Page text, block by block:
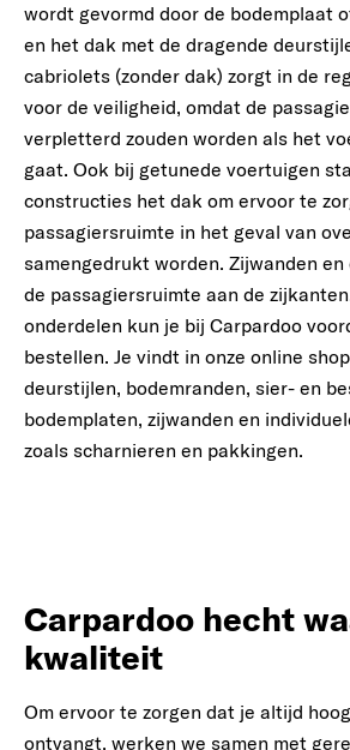
wordt gevormd door de bodemplaat
en het dak met de dragende
cabriolets (zonder dak) zorgt in de
voor de veiligheid, omdat de
verpletterd zouden worden als het
gaat. Ook bij getunede voertuigen
constructies het dak om ervoor te
passagiersruimte in het geval van
samengedrukt worden. Zijwanden en
de passagiersruimte aan de
onderdelen kun je bij Carpardoo
bestellen. Je vindt in onze online
deurstijlen, bodemranden, sier- en
bodemplaten, zijwanden en
zoals scharnieren en pakkingen.
Carpardoo hecht
kwaliteit
Om ervoor te zorgen dat je altijd
ontvangt, werken we samen met